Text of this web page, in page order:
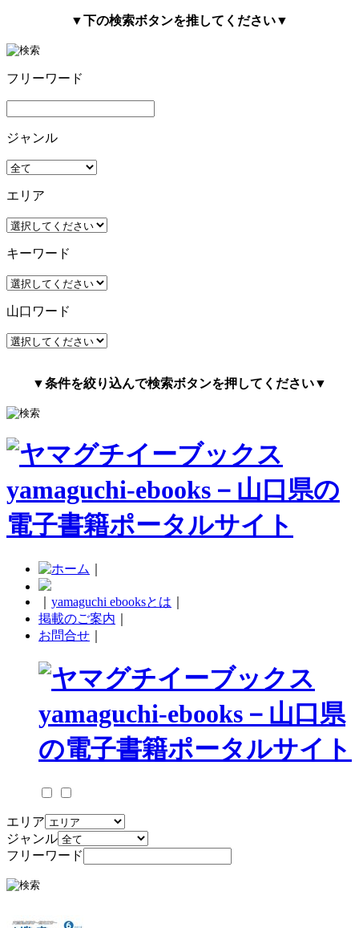
▼下の検索ボタンを推してください▼
フリーワード
ジャンル
エリア
キーワード
山口ワード
▼条件を絞り込んで検索ボタンを押してください▼
yamaguchi ebooksとは
掲載のご案内
お問合せ
エリア
ジャンル
フリーワード